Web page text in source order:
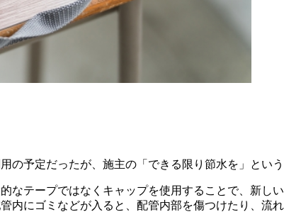
の予定だったが、施主の「できる限り節水を」とい
なテープではなくキャップを使用することで、新
内にゴミなどが入ると、配管内部を傷つけたり、流